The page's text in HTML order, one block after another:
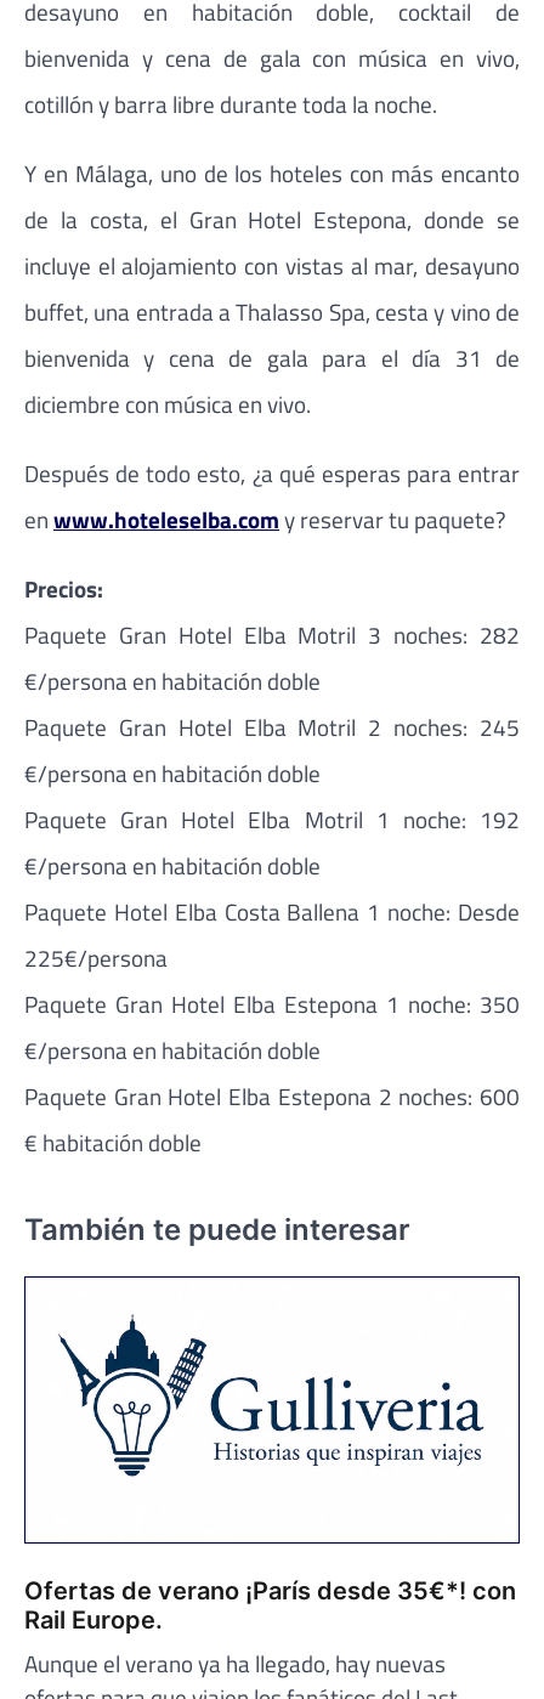
desayuno en habitación doble, cocktail de
bienvenida y cena de gala con música en vivo,
cotillón y barra libre durante toda la noche.
Y en Málaga, uno de los hoteles con más encanto
de la costa, el Gran Hotel Estepona, donde se
incluye el alojamiento con vistas al mar, desayuno
buffet, una entrada a Thalasso Spa, cesta y vino de
bienvenida y cena de gala para el día 31 de
diciembre con música en vivo.
Después de todo esto, ¿a qué esperas para entrar
enwww.hoteleselba.comy reservar tu paquete?
Precios:
Paquete Gran Hotel Elba Motril 3 noches: 282
€/persona en habitación doble
Paquete Gran Hotel Elba Motril 2 noches: 245
€/persona en habitación doble
Paquete Gran Hotel Elba Motril 1 noche: 192
€/persona en habitación doble
Paquete Hotel Elba Costa Ballena 1 noche: Desde
225€/persona
Paquete Gran Hotel Elba Estepona 1 noche: 350
€/persona en habitación doble
Paquete Gran Hotel Elba Estepona 2 noches: 600
€ habitación doble
También te puede interesar
Ofertas de verano ¡París desde 35€*! con
Rail Europe.
Aunque el verano ya ha llegado, hay nuevas